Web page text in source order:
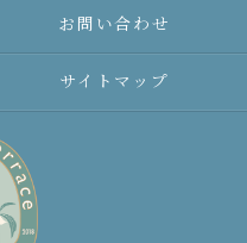
お問い合わせ
サイトマップ